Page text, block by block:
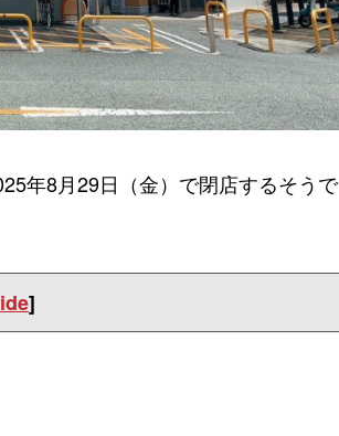
年8月29日（金）で閉店するそうで
]